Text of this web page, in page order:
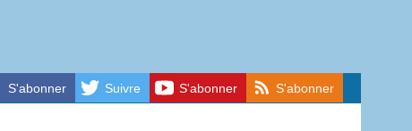
S'abonner Suivre S'abonner S'abonner